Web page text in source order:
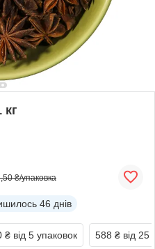
кг
₴/упаковка
46 днів
₴ від 5 упаковок 588 ₴ від 25